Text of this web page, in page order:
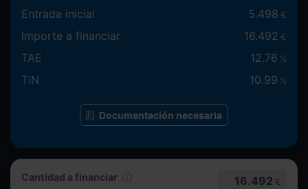
Cantidad a financiar 16.492 €
Entrada inicial 5.498 €
Importe a financiar 16.492 €
TAE 12.76 %
TIN 10.99 %
Documentación necesaria